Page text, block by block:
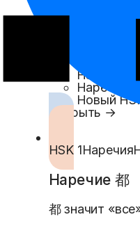
Наречие 也
HSK 1
Наречия
Новый HSK
Открыть →
HSK 1Наречия
Наречие 都
都 значит